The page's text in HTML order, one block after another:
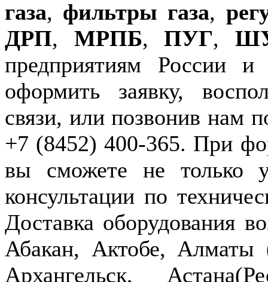
газа, фильтры газа,
ДРП, МРПБ,ПУГ,
предприятиям России
оформить заявку,
связи, или позвонив нам
+7 (8452) 400-365. При
вы сможете не только
консультации по
Доставка оборудования
Абакан, Актобе,
Архангельск,